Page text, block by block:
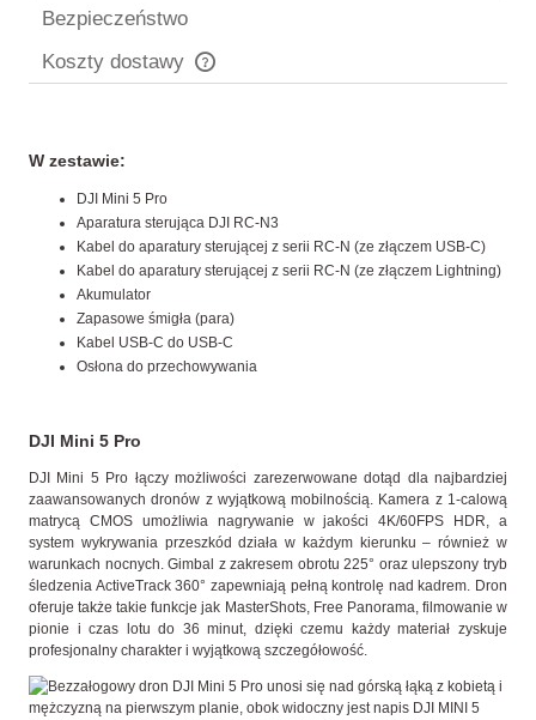
Bezpieczeństwo
Koszty dostawy
Cena nie zawiera ewentualnych kosztów płatności
W zestawie:
DJI Mini 5 Pro
Aparatura sterująca DJI RC-N3
Kabel do aparatury sterującej z serii RC-N (ze złączem USB-C)
Kabel do aparatury sterującej z serii RC-N (ze złączem Lightning)
Akumulator
Zapasowe śmigła (para)
Kabel USB-C do USB-C
Osłona do przechowywania
DJI Mini 5 Pro
DJI Mini 5 Pro łączy możliwości zarezerwowane dotąd dla najbardziej
zaawansowanych dronów z wyjątkową mobilnością. Kamera z 1-calową
matrycą CMOS umożliwia nagrywanie w jakości 4K/60FPS HDR, a
system wykrywania przeszkód działa w każdym kierunku – również w
warunkach nocnych. Gimbal z zakresem obrotu 225° oraz ulepszony tryb
śledzenia ActiveTrack 360° zapewniają pełną kontrolę nad kadrem. Dron
oferuje także takie funkcje jak MasterShots, Free Panorama, filmowanie w
pionie i czas lotu do 36 minut, dzięki czemu każdy materiał zyskuje
profesjonalny charakter i wyjątkową szczegółowość.